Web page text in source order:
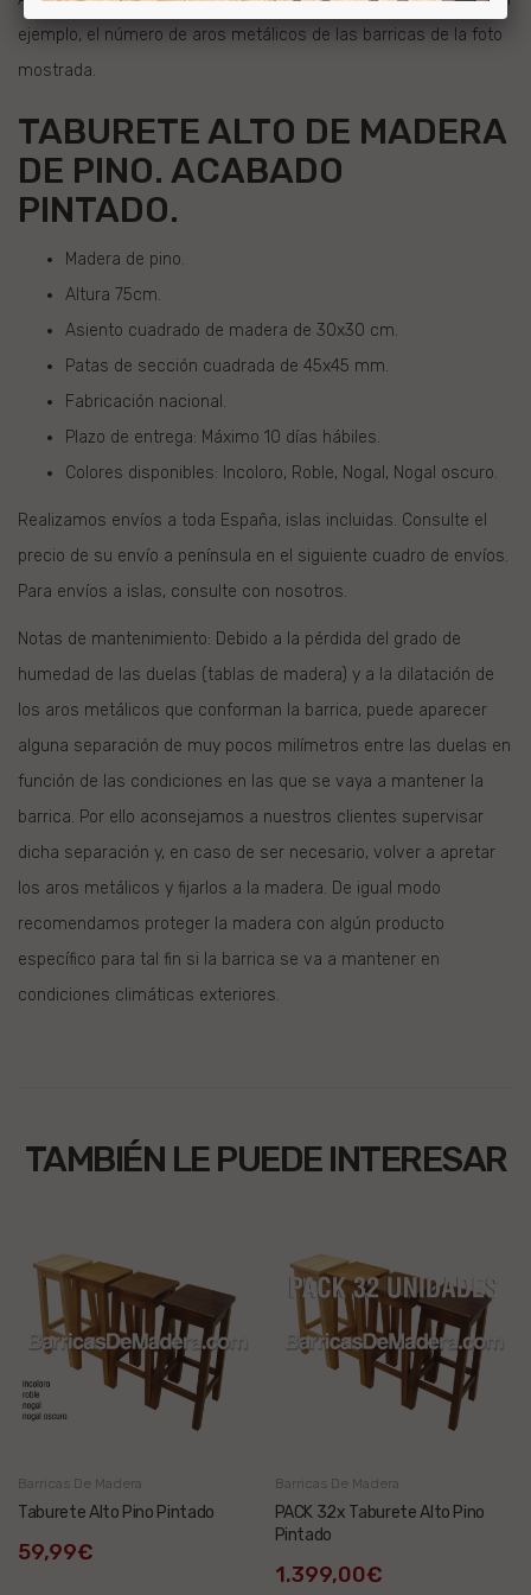
ejemplo, el número de aros metálicos de las barricas de la foto
mostrada.
TABURETE ALTO DE MADERA
DE PINO. ACABADO
PINTADO.
Madera de pino.
Altura 75cm.
Asiento cuadrado de madera de 30x30 cm.
Patas de sección cuadrada de 45x45 mm.
Fabricación nacional.
Plazo de entrega: Máximo 10 días hábiles.
Colores disponibles: Incoloro, Roble, Nogal, Nogal oscuro.
Realizamos envíos a toda España, islas incluidas. Consulte el
precio de su envío a península en el siguiente cuadro de envíos.
Para envíos a islas, consulte con nosotros.
Notas de mantenimiento: Debido a la pérdida del grado de
humedad de las duelas (tablas de madera) y a la dilatación de
los aros metálicos que conforman la barrica, puede aparecer
alguna separación de muy pocos milímetros entre las duelas en
función de las condiciones en las que se vaya a mantener la
barrica. Por ello aconsejamos a nuestros clientes supervisar
dicha separación y, en caso de ser necesario, volver a apretar
los aros metálicos y fijarlos a la madera. De igual modo
recomendamos proteger la madera con algún producto
específico para tal fin si la barrica se va a mantener en
condiciones climáticas exteriores.
TAMBIÉN LE PUEDE INTERESAR
Barricas De Madera
Taburete Alto Pino Pintado
59,99€
Barricas De Madera
PACK 32x Taburete Alto Pino
Pintado
1.399,00€